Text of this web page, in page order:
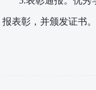
报表彰，并颁发证书。